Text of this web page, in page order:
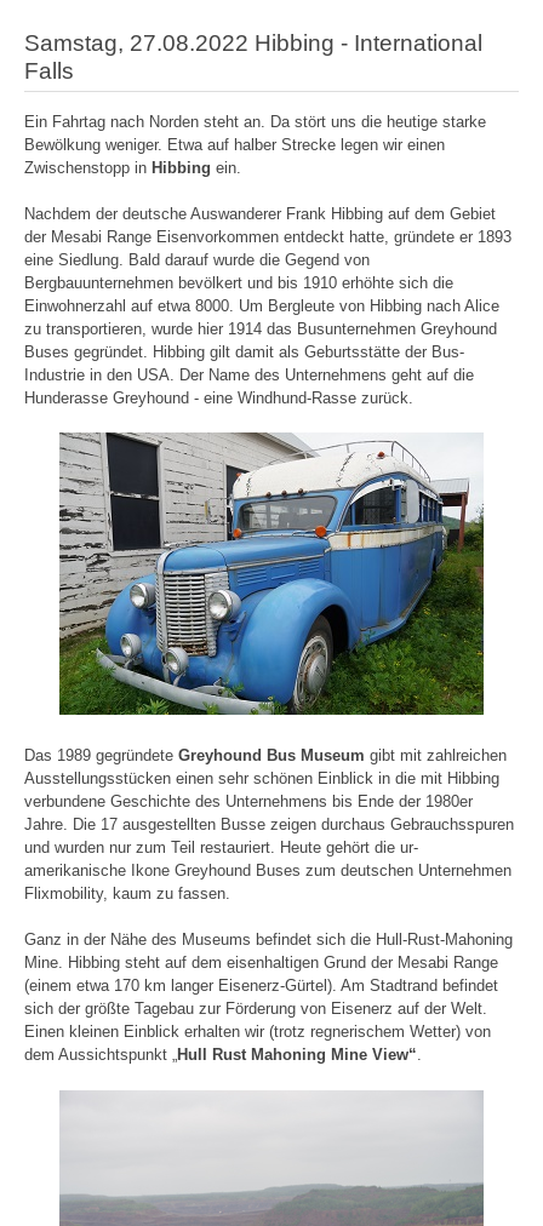
Samstag, 27.08.2022 Hibbing - International
Falls
Ein Fahrtag nach Norden steht an. Da stört uns die heutige starke
Bewölkung weniger. Etwa auf halber Strecke legen wir einen
Zwischenstopp in Hibbing ein.
Nachdem der deutsche Auswanderer Frank Hibbing auf dem Gebiet
der Mesabi Range Eisenvorkommen entdeckt hatte, gründete er 1893
eine Siedlung. Bald darauf wurde die Gegend von
Bergbauunternehmen bevölkert und bis 1910 erhöhte sich die
Einwohnerzahl auf etwa 8000. Um Bergleute von Hibbing nach Alice
zu transportieren, wurde hier 1914 das Busunternehmen Greyhound
Buses gegründet. Hibbing gilt damit als Geburtsstätte der Bus-
Industrie in den USA. Der Name des Unternehmens geht auf die
Hunderasse Greyhound - eine Windhund-Rasse zurück.
Das 1989 gegründete Greyhound Bus Museum gibt mit zahlreichen
Ausstellungsstücken einen sehr schönen Einblick in die mit Hibbing
verbundene Geschichte des Unternehmens bis Ende der 1980er
Jahre. Die 17 ausgestellten Busse zeigen durchaus Gebrauchsspuren
und wurden nur zum Teil restauriert. Heute gehört die ur-
amerikanische Ikone Greyhound Buses zum deutschen Unternehmen
Flixmobility, kaum zu fassen.
Ganz in der Nähe des Museums befindet sich die Hull-Rust-Mahoning
Mine. Hibbing steht auf dem eisenhaltigen Grund der Mesabi Range
(einem etwa 170 km langer Eisenerz-Gürtel). Am Stadtrand befindet
sich der größte Tagebau zur Förderung von Eisenerz auf der Welt.
Einen kleinen Einblick erhalten wir (trotz regnerischem Wetter) von
dem Aussichtspunkt „Hull Rust Mahoning Mine View“.